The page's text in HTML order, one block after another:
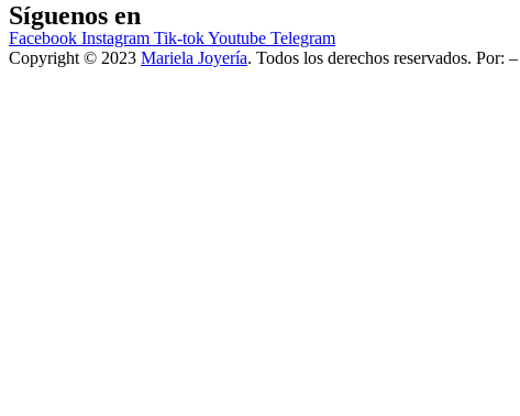
Síguenos en
Facebook Instagram Tik-tokYoutube Telegram
Copyright © 2023 Mariela Joyería. Todos los derechos reservados. Por: –